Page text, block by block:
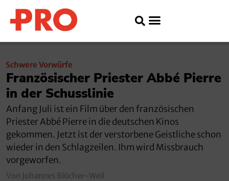
Schwere Vorwürfe
Französischer Priester Abbé Pierre
in der Schusslinie
Anfang Juli ist ein Film über den französischen
Priester Abbé Pierre in die deutschen Kinos
gekommen. Jetzt ist der verstorbene Geistliche schon
wieder in den Schlagzeilen. Ihm wird Missbrauch
vorgeworfen.
Von Johannes Blöcher-Weil